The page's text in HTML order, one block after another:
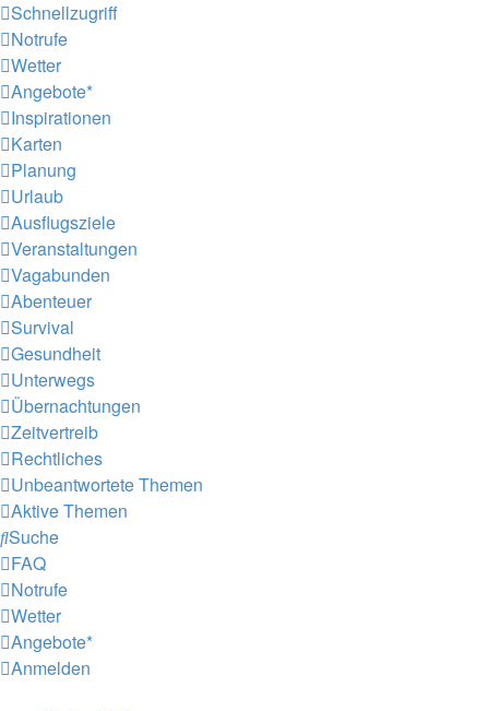
Schnellzugriff
Notrufe
Wetter
Angebote*
Inspirationen
Karten
Planung
Urlaub
Ausflugsziele
Veranstaltungen
Vagabunden
Abenteuer
Survival
Gesundheit
Unterwegs
Übernachtungen
Zeitvertreib
Rechtliches
Unbeantwortete Themen
Aktive Themen
Suche
FAQ
Notrufe
Wetter
Angebote*
Anmelden